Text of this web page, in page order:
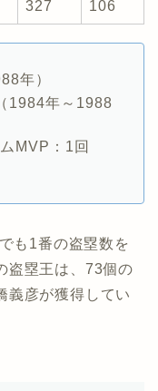
327 106
年）
1984年～1988
MVP：1回
も1番の盗塁数を
盗塁王は、73個の
義彦が獲得してい